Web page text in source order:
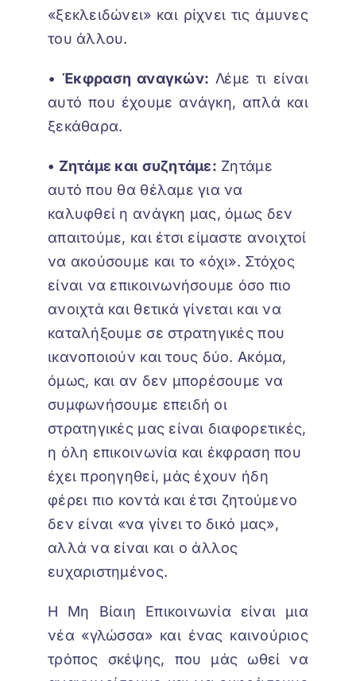
«ξεκλειδώνει» και ρίχνει τις άμυνες
του άλλου.
•Έκφραση αναγκών: Λέμε τι είναι
αυτό που έχουμε ανάγκη, απλά και
ξεκάθαρα.
• Ζητάμε και συζητάμε: Ζητάμε
αυτό που θα θέλαμε για να
καλυφθεί η ανάγκη μας, όμως δεν
απαιτούμε, και έτσι είμαστε ανοιχτοί
να ακούσουμε και το «όχι». Στόχος
είναι να επικοινωνήσουμε όσο πιο
ανοιχτά και θετικά γίνεται και να
καταλήξουμε σε στρατηγικές που
ικανοποιούν και τους δύο. Ακόμα,
όμως, και αν δεν μπορέσουμε να
συμφωνήσουμε επειδή οι
στρατηγικές μας είναι διαφορετικές,
η όλη επικοινωνία και έκφραση που
έχει προηγηθεί, μάς έχουν ήδη
φέρει πιο κοντά και έτσι ζητούμενο
δεν είναι «να γίνει το δικό μας»,
αλλά να είναι και ο άλλος
ευχαριστημένος.
Η Μη Βίαιη Επικοινωνία είναι μια
νέα «γλώσσα» και ένας καινούριος
τρόπος σκέψης, που μάς ωθεί να